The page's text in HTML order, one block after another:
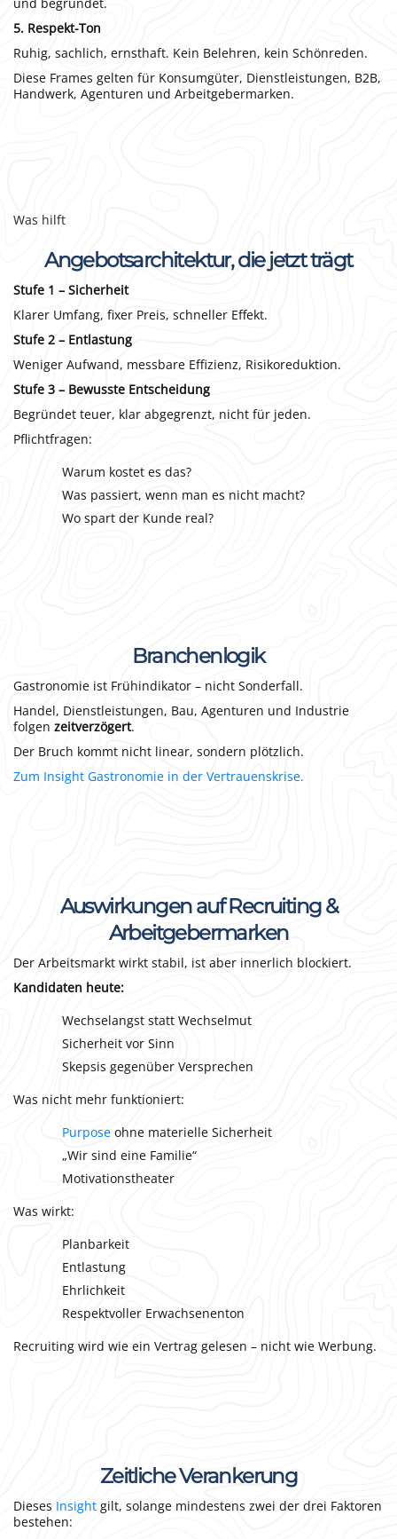
5. Respekt-Ton
Ruhig, sachlich, ernsthaft. Kein Belehren, kein Schönreden.
Diese Frames gelten für Konsumgüter, Dienstleistungen, B2B,
Handwerk, Agenturen und Arbeitgebermarken.
Was hilft
Angebotsarchitektur, die jetzt trägt
Stufe 1 – Sicherheit
Klarer Umfang, fixer Preis, schneller Effekt.
Stufe 2 – Entlastung
Weniger Aufwand, messbare Effizienz, Risikoreduktion.
Stufe 3 – Bewusste Entscheidung
Begründet teuer, klar abgegrenzt, nicht für jeden.
Pflichtfragen:
Warum kostet es das?
Was passiert, wenn man es nicht macht?
Wo spart der Kunde real?
Branchenlogik
Gastronomie ist Frühindikator – nicht Sonderfall.
Handel, Dienstleistungen, Bau, Agenturen und Industrie
folgen zeitverzögert.
Der Bruch kommt nicht linear, sondern plötzlich.
Zum Insight Gastronomie in der Vertrauenskrise.
Auswirkungen auf Recruiting &
Arbeitgebermarken
Der Arbeitsmarkt wirkt stabil, ist aber innerlich blockiert.
Kandidaten heute:
Wechselangst statt Wechselmut
Sicherheit vor Sinn
Skepsis gegenüber Versprechen
Was nicht mehr funktioniert:
Purpose ohne materielle Sicherheit
„Wir sind eine Familie“
Motivationstheater
Was wirkt:
Planbarkeit
Entlastung
Ehrlichkeit
Respektvoller Erwachsenenton
Recruiting wird wie ein Vertrag gelesen – nicht wie Werbung.
Zeitliche Verankerung
Dieses Insight gilt, solange mindestens zwei der drei Faktoren
bestehen: